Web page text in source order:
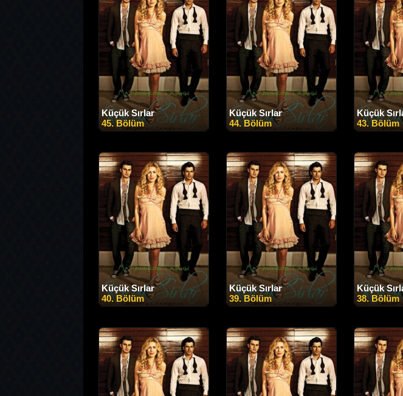
Küçük Sırlar
45. Bölüm
Küçük Sırlar
44. Bölüm
Küçük
43. Bölüm
Küçük Sırlar
40. Bölüm
Küçük Sırlar
39. Bölüm
Küçük
38. Bölüm